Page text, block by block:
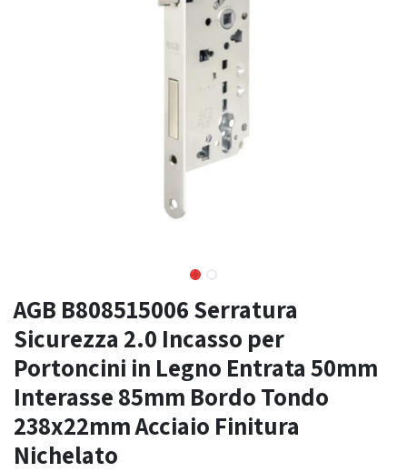
AGB B808515006 Serratura
Sicurezza 2.0 Incasso per
Portoncini in Legno Entrata 50mm
Interasse 85mm Bordo Tondo
238x22mm Acciaio Finitura
Nichelato